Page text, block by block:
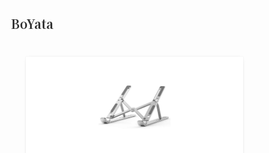
BoYata